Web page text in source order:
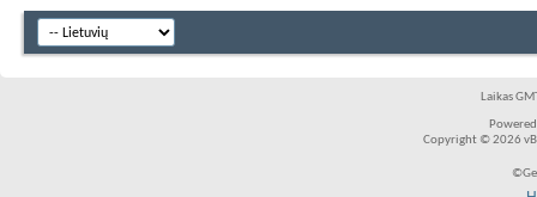
Laikas
Copyright © 2026